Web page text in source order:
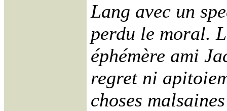
Lang avec un
perdu le moral.
éphémère ami
regret ni
choses